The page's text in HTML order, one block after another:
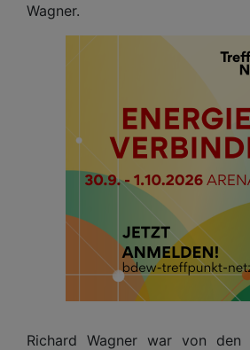
Wagner.
Richard Wagner war von den